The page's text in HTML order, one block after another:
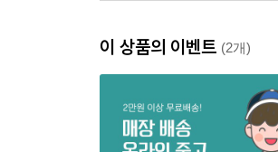
이 상품의 이벤트 (2개)